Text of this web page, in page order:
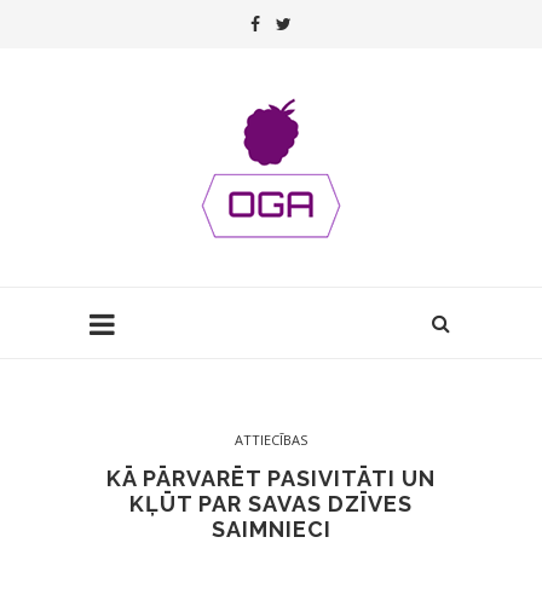
ATTIECĪBAS
KĀ PĀRVARĒT PASIVITĀTI UN
KĻŪT PAR SAVAS DZĪVES
SAIMNIECI